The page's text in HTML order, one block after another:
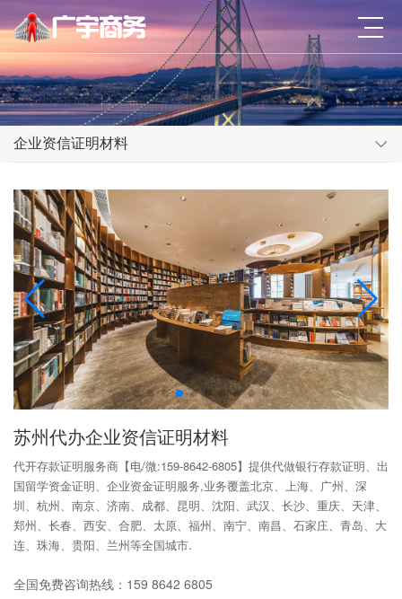
企业资信证明材料
苏州代办企业资信证明材料
代开存款证明服务商【电/微:159-8642-6805】提供代做银行存款证明、出
国留学资金证明、企业资金证明服务,业务覆盖北京、上海、广州、深
圳、杭州、南京、济南、成都、昆明、沈阳、武汉、长沙、重庆、天津、
郑州、长春、西安、合肥、太原、福州、南宁、南昌、石家庄、青岛、大
连、珠海、贵阳、兰州等全国城市.
全国免费咨询热线：159 8642 6805